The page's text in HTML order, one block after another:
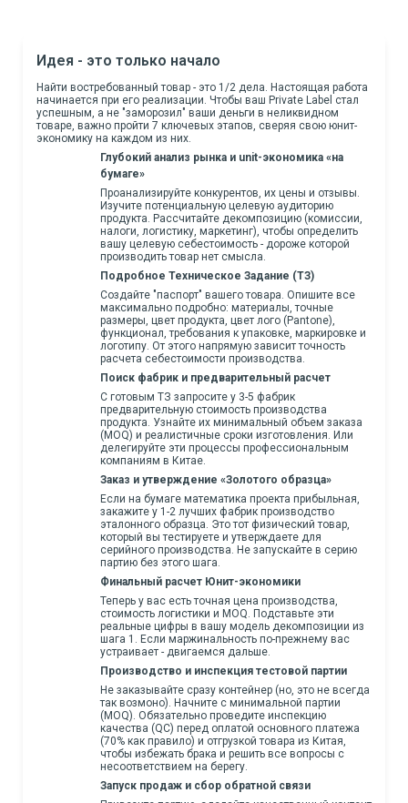
Идея - это только начало
Найти востребованный товар - это 1/2 дела. Настоящая работа
начинается при его реализации. Чтобы ваш Private Label стал
успешным, а не "заморозил" ваши деньги в неликвидном
товаре, важно пройти 7 ключевых этапов, сверяя свою юнит-
экономику на каждом из них.
Глубокий анализ рынка и unit-экономика «на
бумаге»
Проанализируйте конкурентов, их цены и отзывы.
Изучите потенциальную целевую аудиторию
продукта. Рассчитайте декомпозицию (комиссии,
налоги, логистику, маркетинг), чтобы определить
вашу целевую себестоимость - дороже которой
производить товар нет смысла.
Подробное Техническое Задание (ТЗ)
Создайте "паспорт" вашего товара. Опишите все
максимально подробно: материалы, точные
размеры, цвет продукта, цвет лого (Pantone),
функционал, требования к упаковке, маркировке и
логотипу. От этого напрямую зависит точность
расчета себестоимости производства.
Поиск фабрик и предварительный расчет
С готовым ТЗ запросите у 3-5 фабрик
предварительную стоимость производства
продукта. Узнайте их минимальный объем заказа
(MOQ) и реалистичные сроки изготовления. Или
делегируйте эти процессы профессиональным
компаниям в Китае.
Заказ и утверждение «Золотого образца»
Если на бумаге математика проекта прибыльная,
закажите у 1-2 лучших фабрик производство
эталонного образца. Это тот физический товар,
который вы тестируете и утверждаете для
серийного производства. Не запускайте в серию
партию без этого шага.
Финальный расчет Юнит-экономики
Теперь у вас есть точная цена производства,
стоимость логистики и MOQ. Подставьте эти
реальные цифры в вашу модель декомпозиции из
шага 1. Если маржинальность по-прежнему вас
устраивает - двигаемся дальше.
Производство и инспекция тестовой партии
Не заказывайте сразу контейнер (но, это не всегда
так возмоно). Начните с минимальной партии
(MOQ). Обязательно проведите инспекцию
качества (QC) перед оплатой основного платежа
(70% как правило) и отгрузкой товара из Китая,
чтобы избежать брака и решить все вопросы с
несоответствием на берегу.
Запуск продаж и сбор обратной связи